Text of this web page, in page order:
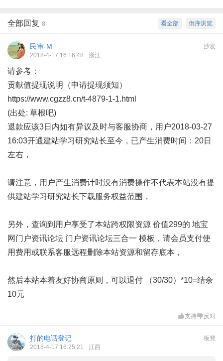
倒序浏览
看全部
全部回复 8
沙发
民审-M
2018-4-17 16:16:48 浙江
请参考：
贡献值提现说明（申请提现须知）
https://www.cgzz8.cn/t-4879-1-1.html
(出处: 草根吧)
退款应该3日内如有异议及时与客服协商，用户2018-03-27
16:03开通建站学习研究站长至今，已产生消费时间：20日
左右，
请注意，用户产生消费计时没有消费操作不代表本站没有提
供建站学习研究站长下载服务权益范围，
另外，查询到用户享受了本站跨权限资源 价值299的 地宝
网门户资讯论坛 门户资讯论坛三合一 模板，请会员支付使
用费用或联系客服远程删除本站资源和留存底本，
然后本站本着友好协商原则，可以退付 （30/30）*10=结余
10元
支持 反对
板凳
打的电话登记
2018-4-17 16:25:21 江西